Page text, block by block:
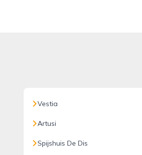
Vestia
Artusi
Spijshuis De Dis